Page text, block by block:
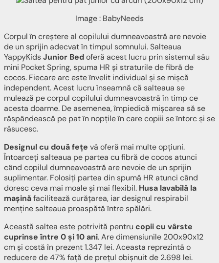
Image : BabyNeeds
Corpul în creștere al copilului dumneavoastră are nevoie
de un sprijin adecvat în timpul somnului. Salteaua
YappyKidsJunior Bedoferă acest lucru prin sistemul său
mini Pocket Spring, spuma HR și straturile de fibră de
cocos. Fiecare arc este învelit individual și se mișcă
independent. Acest lucru înseamnă că salteaua se
mulează pe corpul copilului dumneavoastră în timp ce
acesta doarme. De asemenea, împiedică mișcarea să se
răspândească pe pat în nopțile în care copiii se întorc și se
răsucesc.
Designul cu două fețe vă oferă mai multe opțiuni.
Întoarceți salteaua pe partea cu fibră de cocos atunci
când copilul dumneavoastră are nevoie de un sprijin
suplimentar. Folosiți partea din spumă HR atunci când
doresc ceva mai moale și mai flexibil. Husa lavabilă la
mașinăfacilitează curățarea, iar designul respirabil
menține salteaua proaspătă între spălări.
Această saltea este potrivită pentru copii cu vârste
cuprinse între 0 și 10 ani. Are dimensiunile 200x90x12
cm și costă în prezent 1.347 lei. Aceasta reprezintă o
reducere de 47% față de prețul obișnuit de 2.698 lei.